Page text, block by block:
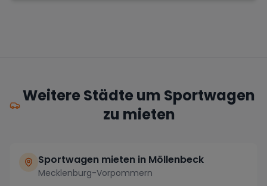
Weitere Städte um Sportwagen
zu mieten
Sportwagen mieten in Möllenbeck
Mecklenburg-Vorpommern